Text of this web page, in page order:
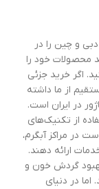
چین را در
خود را
خرید جزئی
از ما داشته
ایران است.
تکنیک‌های
آبگرم،
ارائه دهند.
گردش خون و
دنیای